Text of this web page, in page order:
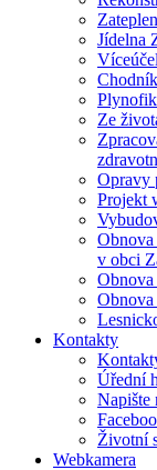
Jídelna
Ze
Opravy
Projekt
v obci
Kontakty
Úřední
Napište
Životní
Webkamera